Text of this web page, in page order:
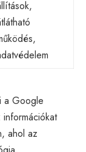
a Google
ahol az